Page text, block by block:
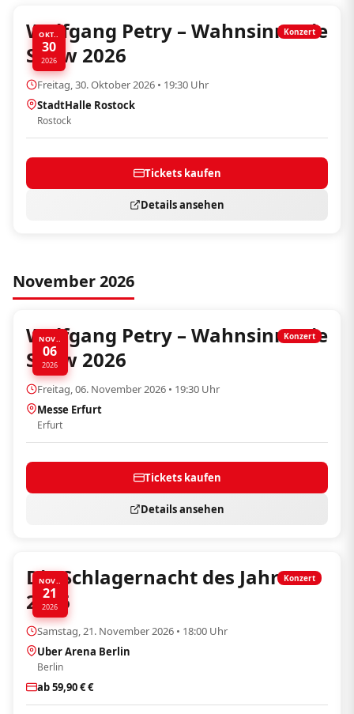
OKT..
30
2026
Konzert
Wolfgang Petry – Wahnsinn! Die
Show 2026
Freitag, 30. Oktober 2026 • 19:30 Uhr
StadtHalle Rostock
Rostock
Tickets kaufen
Details ansehen
November 2026
NOV..
06
2026
Konzert
Wolfgang Petry – Wahnsinn! Die
Show 2026
Freitag, 06. November 2026 • 19:30 Uhr
Messe Erfurt
Erfurt
Tickets kaufen
Details ansehen
NOV..
21
2026
Konzert
Die Schlagernacht des Jahres
2026
Samstag, 21. November 2026 • 18:00 Uhr
Uber Arena Berlin
Berlin
ab 59,90 € €